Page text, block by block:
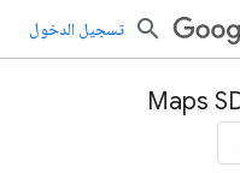
تسجيل الدخول
Maps